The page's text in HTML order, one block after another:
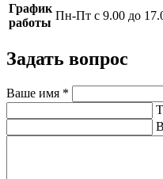
График
работы
Пн-Пт с 9.00 до
Задать вопрос
Ваше имя *